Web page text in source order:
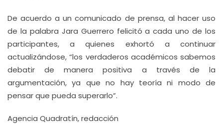
De acuerdo a un comunicado de prensa, al hacer uso
de la palabra Jara Guerrero felicitó a cada uno de los
participantes, a quienes exhortó a continuar
actualizándose, “los verdaderos académicos sabemos
debatir de manera positiva a través de la
argumentación, ya que no hay teoría ni modo de
pensar que pueda superarlo”.
Agencia Quadratín, redacción